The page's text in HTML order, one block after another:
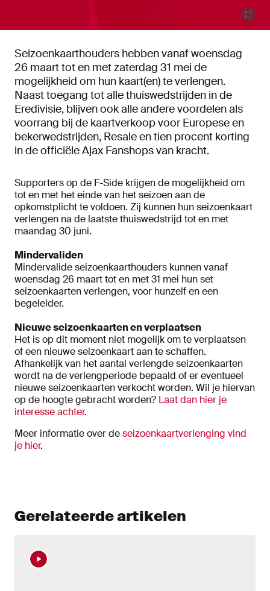
Seizoenkaarthouders hebben vanaf woensdag
26 maart tot en met zaterdag 31 mei de
mogelijkheid om hun kaart(en) te verlengen.
Naast toegang tot alle thuiswedstrijden in de
Eredivisie, blijven ook alle andere voordelen als
voorrang bij de kaartverkoop voor Europese en
bekerwedstrijden, Resale en tien procent korting
in de officiële Ajax Fanshops van kracht.
Supporters op de F-Side krijgen de mogelijkheid om
tot en met het einde van het seizoen aan de
opkomstplicht te voldoen. Zij kunnen hun seizoenkaart
verlengen na de laatste thuiswedstrijd tot en met
maandag 30 juni.
Mindervaliden
Mindervalide seizoenkaarthouders kunnen vanaf
woensdag 26 maart tot en met 31 mei hun set
seizoenkaarten verlengen, voor hunzelf en een
begeleider.
Nieuwe seizoenkaarten en verplaatsen
Het is op dit moment niet mogelijk om te verplaatsen
of een nieuwe seizoenkaart aan te schaffen.
Afhankelijk van het aantal verlengde seizoenkaarten
wordt na de verlengperiode bepaald of er eventueel
nieuwe seizoenkaarten verkocht worden. Wil je hiervan
op de hoogte gebracht worden? Laat dan hier je
interesse achter.
Meer informatie over deseizoenkaartverlenging vind
je hier.
Gerelateerde artikelen